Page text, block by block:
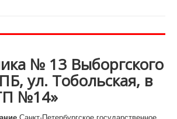
консультации
направлениям
№ 13 Выборгского
ул. Тобольская, в
№14»